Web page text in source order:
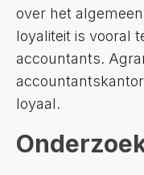
over het
loyaliteit is vooral
accountants.
loyaal.